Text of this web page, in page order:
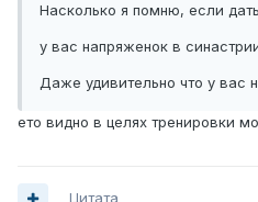
Насколько я помню, если
у вас напряженок в
Даже удивительно что у вас
ето видно в целях тренировки
Цитата